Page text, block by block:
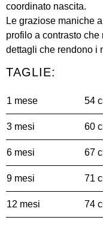
coordinato nascita.
Le graziose maniche
profilo a contrasto
dettagli che rendono i
TAGLIE:
1 mese 54
3 mesi 60
6 mesi 67
9 mesi 71
12 mesi 74